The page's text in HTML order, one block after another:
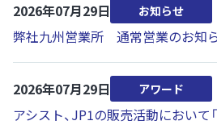
2026年07月29日 お知らせ
弊社九州営業所 通常営業のお知
2026年07月29日 アワード
アシスト、JP1の販売活動において